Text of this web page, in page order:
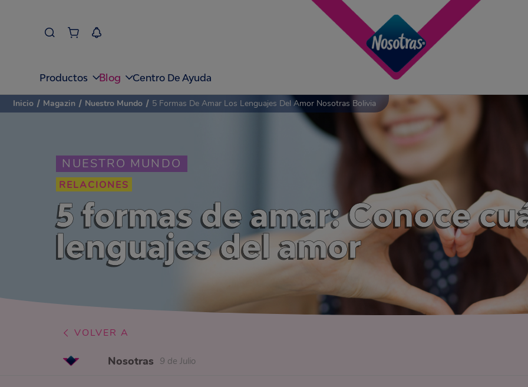
Productos Blog Centro De Ayuda
NUESTRO MUNDO
RELACIONES
5 formas de amar: Conoce
lenguajes del amor
Inicio / Magazin / Nuestro Mundo / 5 Formas De Amar Los Lenguajes Del Amor Nosotras Bolivia
VOLVER A
Nosotras 9 de Julio